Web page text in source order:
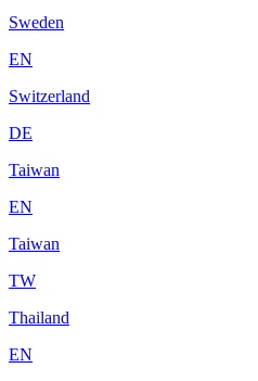
Sweden
EN
Switzerland
DE
Taiwan
EN
Taiwan
TW
Thailand
EN